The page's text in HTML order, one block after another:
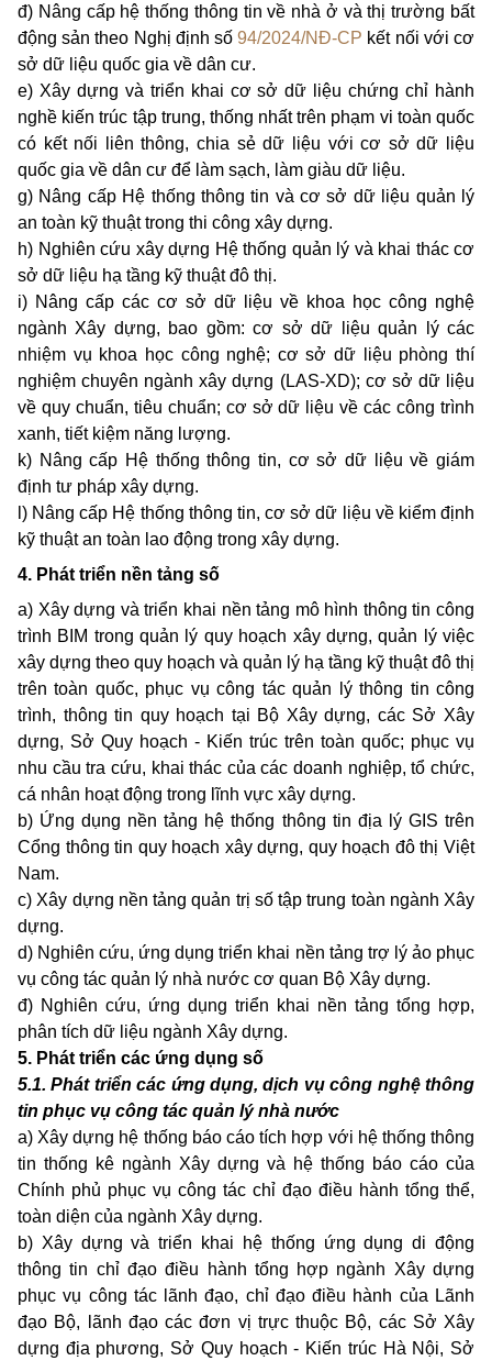
đ) Nâng cấp hệ thống thông tin về nhà ở và thị trường bất
động sản theo Nghị định số94/2024/NĐ-CP kết nối với cơ
sở dữ liệu quốc gia về dân cư.
e) Xây dựng và triển khai cơ sở dữ liệu chứng chỉ hành
nghề kiến trúc tập trung, thống nhất trên phạm vi toàn quốc
có kết nối liên thông, chia sẻ dữ liệu với cơ sở dữ liệu
quốc gia về dân cư để làm sạch, làm giàu dữ liệu.
g) Nâng cấp Hệ thống thông tin và cơ sở dữ liệu quản lý
an toàn kỹ thuật trong thi công xây dựng.
h) Nghiên cứu xây dựng Hệ thống quản lý và khai thác cơ
sở dữ liệu hạ tầng kỹ thuật đô thị.
i) Nâng cấp các cơ sở dữ liệu về khoa học công nghệ
ngành Xây dựng, bao gồm: cơ sở dữ liệu quản lý các
nhiệm vụ khoa học công nghệ; cơ sở dữ liệu phòng thí
nghiệm chuyên ngành xây dựng (LAS-XD); cơ sở dữ liệu
về quy chuẩn, tiêu chuẩn; cơ sở dữ liệu về các công trình
xanh, tiết kiệm năng lượng.
k) Nâng cấp Hệ thống thông tin, cơ sở dữ liệu về giám
định tư pháp xây dựng.
l) Nâng cấp Hệ thống thông tin, cơ sở dữ liệu về kiểm định
kỹ thuật an toàn lao động trong xây dựng.
4. Phát triển nền tảng số
a) Xây dựng và triển khai nền tảng mô hình thông tin công
trình BIM trong quản lý quy hoạch xây dựng, quản lý việc
xây dựng theo quy hoạch và quản lý hạ tầng kỹ thuật đô thị
trên toàn quốc, phục vụ công tác quản lý thông tin công
trình, thông tin quy hoạch tại Bộ Xây dựng, các Sở Xây
dựng, Sở Quy hoạch - Kiến trúc trên toàn quốc; phục vụ
nhu cầu tra cứu, khai thác của các doanh nghiệp, tổ chức,
cá nhân hoạt động trong lĩnh vực xây dựng.
b) Ứng dụng nền tảng hệ thống thông tin địa lý GIS trên
Cổng thông tin quy hoạch xây dựng, quy hoạch đô thị Việt
Nam.
c) Xây dựng nền tảng quản trị số tập trung toàn ngành Xây
dựng.
d) Nghiên cứu, ứng dụng triển khai nền tảng trợ lý ảo phục
vụ công tác quản lý nhà nước cơ quan Bộ Xây dựng.
đ) Nghiên cứu, ứng dụng triển khai nền tảng tổng hợp,
phân tích dữ liệu ngành Xây dựng.
5. Phát triển các ứng dụng số
5.1. Phát triển các ứng dụng, dịch vụ công nghệ thông
tin phục vụ công tác quản lý nhà nước
a) Xây dựng hệ thống báo cáo tích hợp với hệ thống thông
tin thống kê ngành Xây dựng và hệ thống báo cáo của
Chính phủ phục vụ công tác chỉ đạo điều hành tổng thể,
toàn diện của ngành Xây dựng.
b) Xây dựng và triển khai hệ thống ứng dụng di động
thông tin chỉ đạo điều hành tổng hợp ngành Xây dựng
phục vụ công tác lãnh đạo, chỉ đạo điều hành của Lãnh
đạo Bộ, lãnh đạo các đơn vị trực thuộc Bộ, các Sở Xây
dựng địa phương, Sở Quy hoạch - Kiến trúc Hà Nội, Sở